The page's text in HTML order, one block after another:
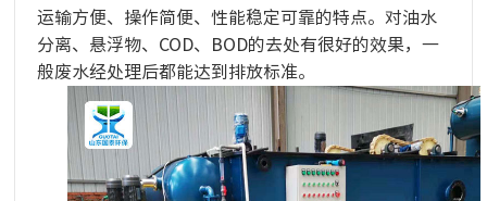
运输方便、操作简便、性能稳定可靠的特点。对油水
分离、悬浮物、COD、BOD的去处有很好的效果，一
般废水经处理后都能达到排放标准。